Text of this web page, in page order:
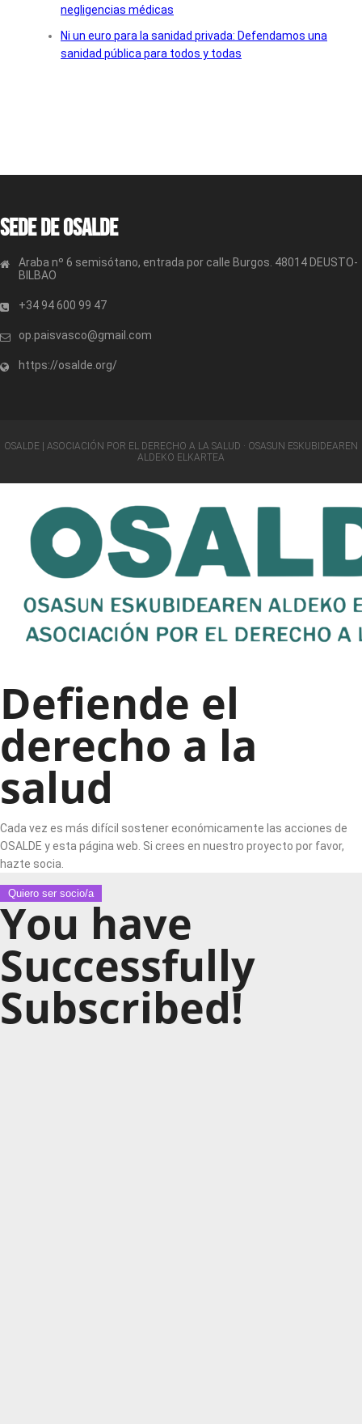
negligencias médicas
Ni un euro para la sanidad privada: Defendamos una
sanidad pública para todos y todas
Sede de OSALDE
Araba nº 6 semisótano, entrada por calle Burgos. 48014 DEUSTO-
BILBAO
+34 94 600 99 47
op.paisvasco@gmail.com
https://osalde.org/
OSALDE | ASOCIACIÓN POR EL DERECHO A LA SALUD · OSASUN ESKUBIDEAREN
ALDEKO ELKARTEA
Defiende el
derecho a la
salud
Cada vez es más difícil sostener económicamente las acciones de
OSALDE y esta página web. Si crees en nuestro proyecto por favor,
hazte socia.
Quiero ser socio/a
You have
Successfully
Subscribed!